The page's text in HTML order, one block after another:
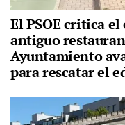
El PSOE critica
antiguo
Ayuntamiento
para rescatar el